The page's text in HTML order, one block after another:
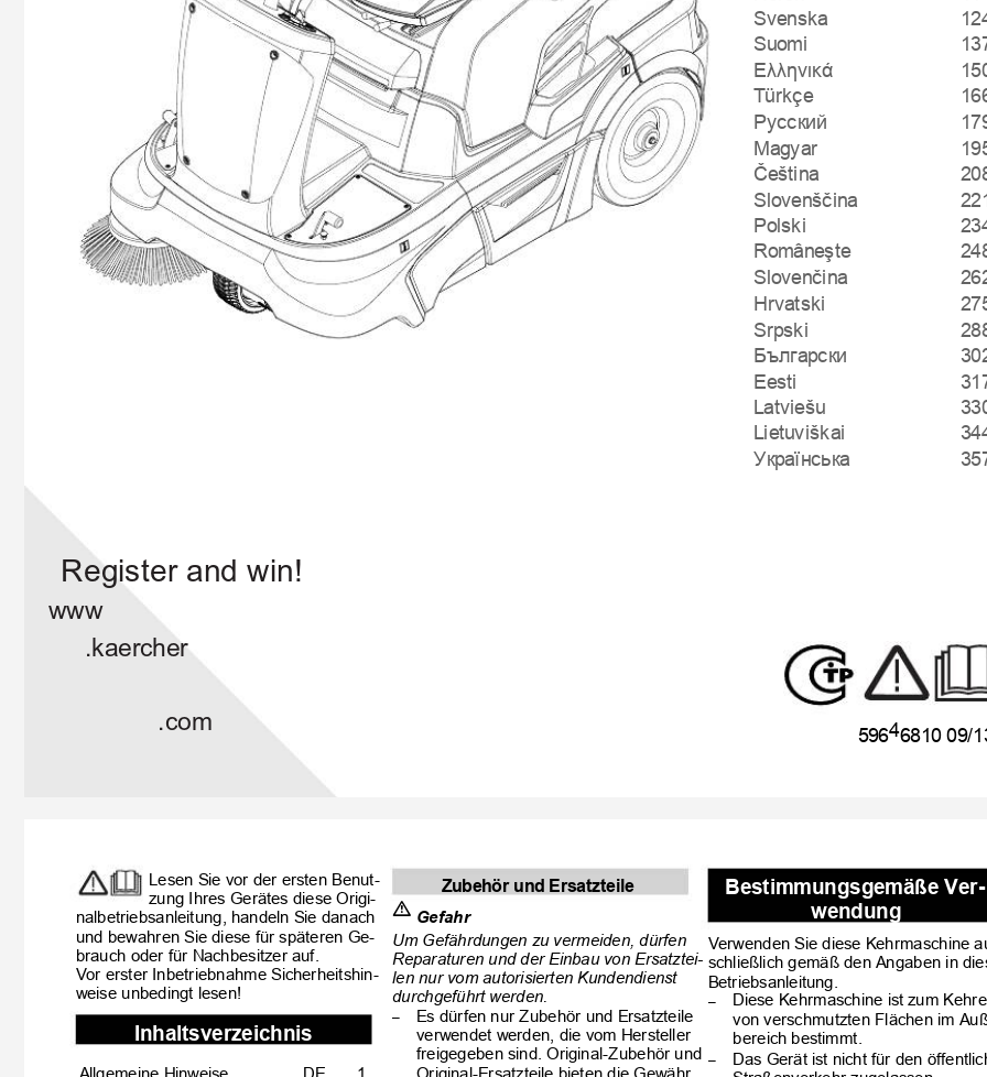
Register and win!
www
.kaercher
.com
59646810 09/
Svenska
Suomi
Ελληνικά
Türkçe
Русский
Magyar
Čeština
Slovenščina
Polski
Româneşte
Slovenčina
Hrvatski
Srpski
Български
Eesti
Latviešu
Lietuviškai
Українська
Lesen Sie vor der ersten Benut-
zung Ihres Gerätes diese Origi-
nalbetriebsanleitung, handeln Sie danach
und bewahren Sie diese für späteren Ge-
brauch oder für Nachbesitzer auf.
Vor erster Inbetriebnahme Sicherheitshin-
weise unbedingt lesen!

Gefahr
Um Gefährdungen zu vermeiden, dürfen
Reparaturen und der Einbau von Ersatztei-
len nur vom autorisierten Kundendienst
durchgeführt werden.
– Es dürfen nur Zubehör und Ersatzteile
verwendet werden, die vom Hersteller
freigegeben sind. Original-Zubehör und
Original-Ersatzteile bieten die Gewähr
Verwenden Sie diese Kehrmaschine
schließlich gemäß den Angaben in
Betriebsanleitung.
– Diese Kehrmaschine ist zum
von verschmutzten Flächen im
bereich bestimmt.
–
Das Gerät ist nicht für den
Inhaltsverzeichnis
Allgemeine Hinweise . . . . .
DE . . . 1
Zubehör und Ersatzteile
Bestimmungsgemäße Ver-
wendung